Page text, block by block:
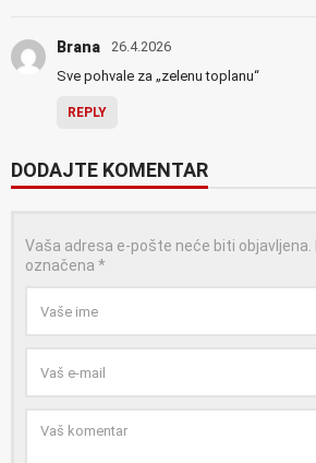
Brana 26.4.2026
Sve pohvale za „zelenu toplanu“
REPLY
DODAJTE KOMENTAR
Vaša adresa e-pošte neće biti objavljena.
označena *